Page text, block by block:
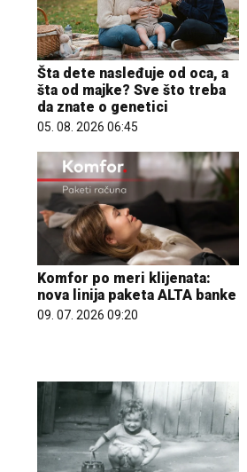
Šta dete nasleđuje od oca, a
šta od majke? Sve što treba
da znate o genetici
05. 08. 2026 06:45
Komfor po meri klijenata:
nova linija paketa ALTA banke
09. 07. 2026 09:20